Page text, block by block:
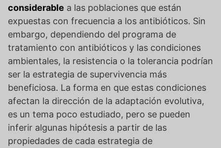
considerable a las poblaciones que están
expuestas con frecuencia a los antibióticos. Sin
embargo, dependiendo del programa de
tratamiento con antibióticos y las condiciones
ambientales, la resistencia o la tolerancia podrían
ser la estrategia de supervivencia más
beneficiosa. La forma en que estas condiciones
afectan la dirección de la adaptación evolutiva,
es un tema poco estudiado, pero se pueden
inferir algunas hipótesis a partir de las
propiedades de cada estrategia de